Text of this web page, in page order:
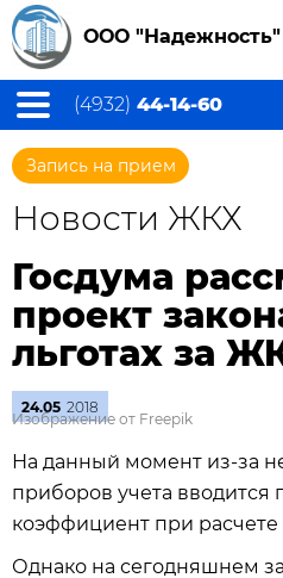
ООО "Надежность"
(4932) 44-14-60
Запись на прием
Новости ЖКХ
Госдума
проект
льготах за
24.05 2018
Изображение от Freepik
На данный момент из-за
приборов учета
коэффициент при
Однако на сегодняшнем